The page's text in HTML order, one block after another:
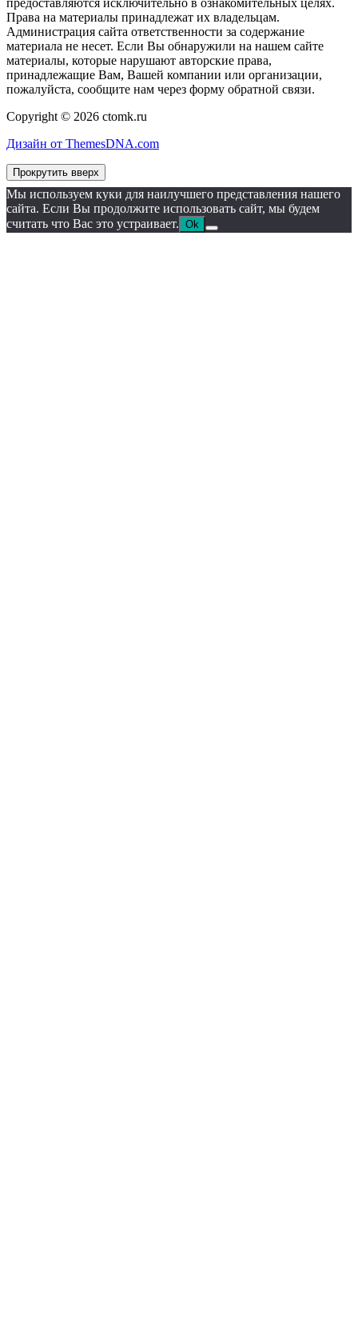
предоставляются исключительно в ознакомительных целях.
Права на материалы принадлежат их владельцам.
Администрация сайта ответственности за содержание
материала не несет. Если Вы обнаружили на нашем сайте
материалы, которые нарушают авторские права,
принадлежащие Вам, Вашей компании или организации,
пожалуйста, сообщите нам через форму обратной связи.
Copyright © 2026 ctomk.ru
Дизайн от ThemesDNA.com
Прокрутить вверх
Мы используем куки для наилучшего представления нашего
сайта. Если Вы продолжите использовать сайт, мы будем
считать что Вас это устраивает. Ok